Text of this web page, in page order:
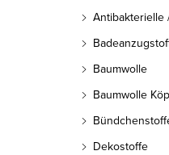
Antibakterielle
Baumwolle
Baumwolle
Dekostoffe